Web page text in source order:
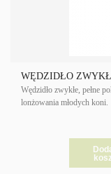
WĘDZIDŁO
Wędzidło zwykłe, pełne
lonżowania młodych koni.